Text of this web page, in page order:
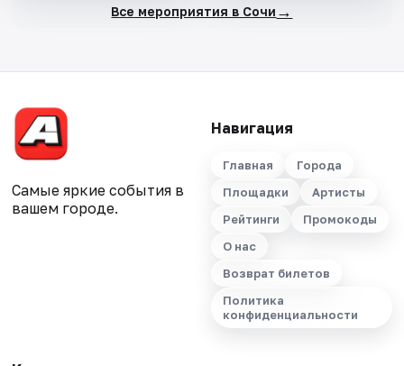
Все мероприятия в Сочи →
Самые яркие события в
вашем городе.
Навигация
Главная
Города
Площадки
Артисты
Рейтинги
Промокоды
О нас
Возврат билетов
Политика
конфиденциальности